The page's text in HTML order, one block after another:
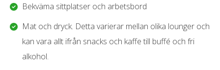
Bekväma sittplatser och arbetsbord
Mat och dryck. Detta varierar mellan olika lounger och
kan vara allt ifrån snacks och kaffe till buffé och fri
alkohol.